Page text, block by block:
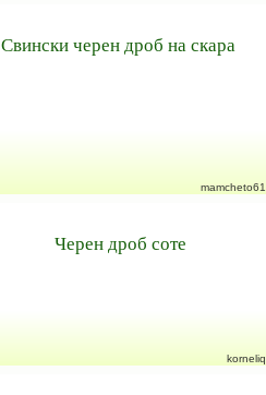
Свински черен дроб на скара
mamcheto61
Черен дроб соте
korneliq